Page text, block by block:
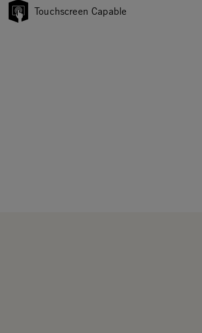
Touchscreen Capable